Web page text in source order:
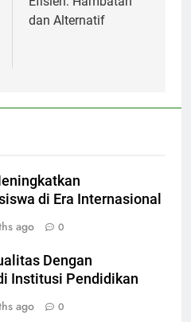
dan Alternatif
di Era Internasional
ago 0
Dengan
Institusi Pendidikan
ago 0